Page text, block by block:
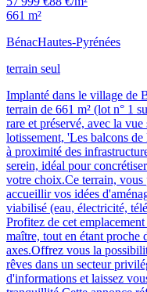
661 m²
BénacHautes-Pyrénées
terrain seul
Implanté dans le village de
terrain de 661 m² (lot n° 1
rare et préservé, avec la
lotissement, 'Les balcons
à proximité des
serein, idéal pour
votre choix.Ce terrain, vous
accueillir vos idées
viabilisé (eau, électricité,
Profitez de cet
maître, tout en étant proche
axes.Offrez vous la
rêves dans un secteur
d'informations et laissez